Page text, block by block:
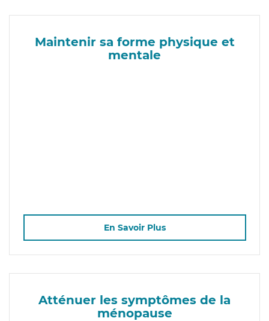
Maintenir sa forme physique et
mentale
En Savoir Plus
Atténuer les symptômes de la
ménopause